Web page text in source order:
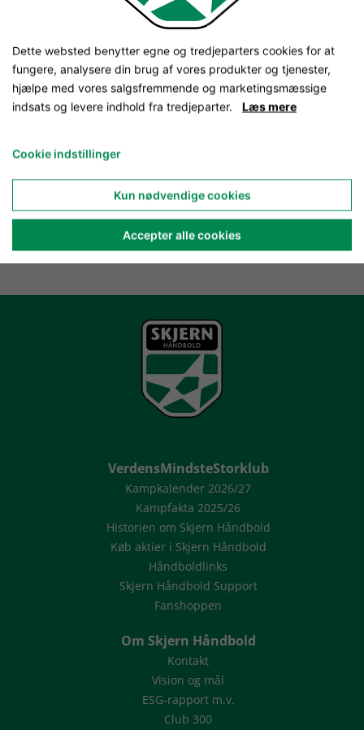
VerdensMindsteStorklub
Kampkalender 2026/27
Kampfakta 2025/26
Historien om Skjern Håndbold
Køb aktier i Skjern Håndbold
Håndboldlinks
Skjern Håndbold Support
Fanshoppen
Om Skjern Håndbold
Kontakt
Vision og mål
ESG-rapport m.v.
Club 300
Dette websted benytter egne og tredjeparters cookies for at
fungere, analysere din brug af vores produkter og tjenester,
hjælpe med vores salgsfremmende og marketingsmæssige
indsats og levere indhold fra tredjeparter. Læs mere
Cookie indstillinger
Kun nødvendige cookies
Accepter alle cookies